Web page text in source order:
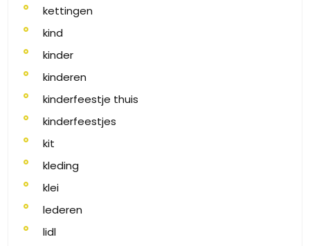
kettingen
kind
kinder
kinderen
kinderfeestje thuis
kinderfeestjes
kit
kleding
klei
lederen
lidl